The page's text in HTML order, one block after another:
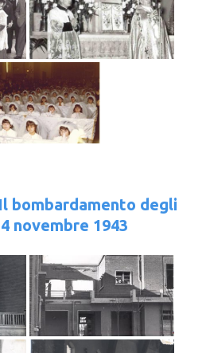
bombardamento degli
novembre 1943